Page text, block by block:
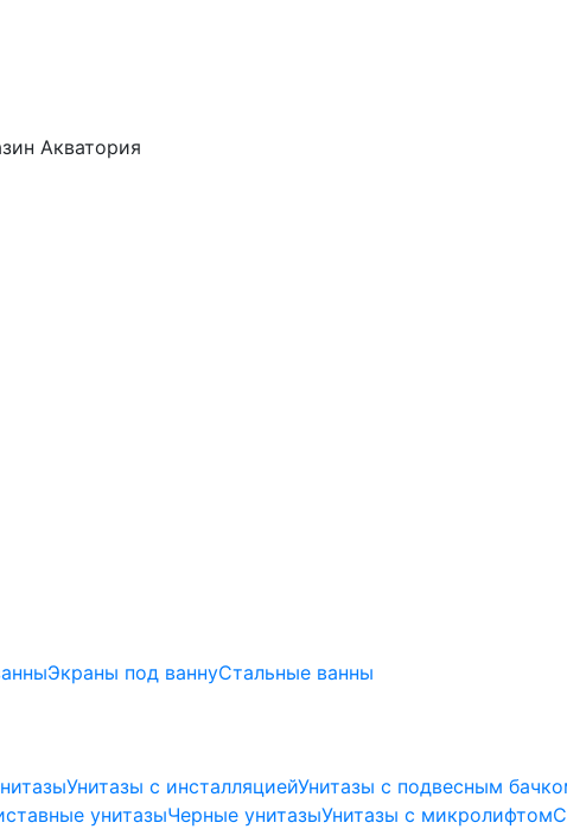
Акватория
Экраны под ваннуСтальные ванны
Унитазы с инсталляциейУнитазы с подвесным
унитазыЧерные унитазыУнитазы с микролифтом